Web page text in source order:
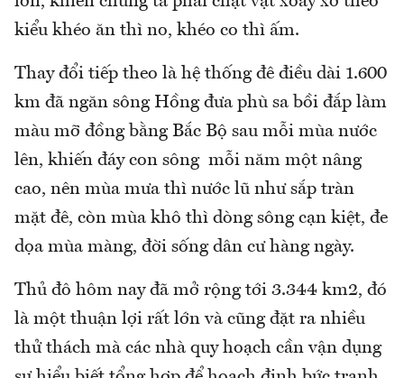
kiểu khéo ăn thì no, khéo co thì ấm.
Thay đổi tiếp theo là hệ thống đê điều dài 1.600
km đã ngăn sông Hồng đưa phù sa bồi đắp làm
màu mỡ đồng bằng Bắc Bộ sau mỗi mùa nước
lên, khiến đáy con sông mỗi năm một nâng
cao, nên mùa mưa thì nước lũ như sắp tràn
mặt đê, còn mùa khô thì dòng sông cạn kiệt, đe
dọa mùa màng, đời sống dân cư hàng ngày.
Thủ đô hôm nay đã mở rộng tới 3.344 km2, đó
là một thuận lợi rất lớn và cũng đặt ra nhiều
thử thách mà các nhà quy hoạch cần vận dụng